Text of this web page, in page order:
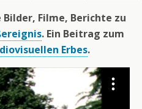
Filme, Berichte zu
. Ein Beitrag zum
Erbes.